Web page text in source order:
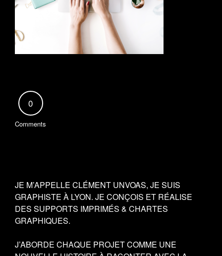
0
Comments
JE M’APPELLE CLÉMENT UNVOAS, JE SUIS
GRAPHISTE À LYON. JE CONÇOIS ET RÉALISE
DES SUPPORTS IMPRIMÉS & CHARTES
GRAPHIQUES.
J’ABORDE CHAQUE PROJET COMME UNE